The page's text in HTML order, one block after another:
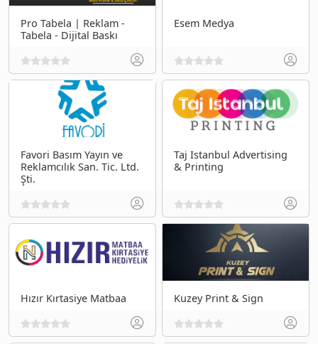
Pro Tabela | Reklam -
Tabela - Dijital Baskı
Esem Medya
Favori Basım Yayın ve
Reklamcılık San. Tic. Ltd.
Şti.
Taj Istanbul Advertising
& Printing
Hızır Kırtasiye Matbaa Kuzey Print & Sign